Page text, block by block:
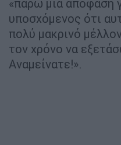
«πάρω μια απόφαση
υποσχόμενος ότι
πολύ μακρινό
τον χρόνο να
Αναμείνατε!».